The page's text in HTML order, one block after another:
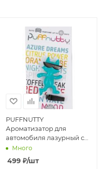
PUFFNUTTY
Ароматизатор для
автомобиля лазурный с
ароматом AZURE DREAM
| ЛАЗУРНАЯ МЕЧТА
Много
499₽/шт